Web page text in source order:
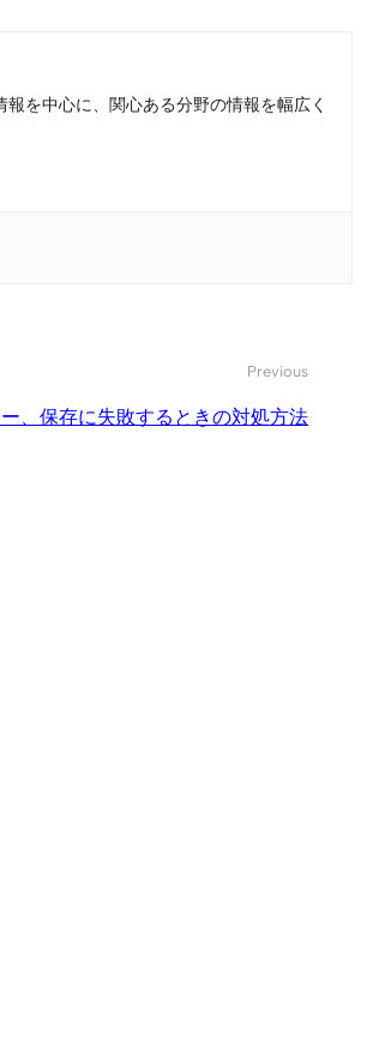
を中心に、関心ある分野の情報を幅広く
Previous
、保存に失敗するときの対処方法